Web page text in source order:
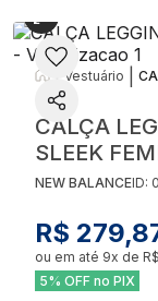
Vestuário
CALÇA
SLEEK
NEW BALANCEID:
R$
ou em até 9x de
5% OFF no PIX